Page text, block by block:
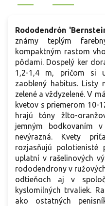
Rododendrón
známy teplým
kompaktným rastom
pôdami. Dospelý ker
1,2-1,4 m, pričom si
zaoblený habitus. Listy
zelené a vždyzelené. V
kvetov s priemerom 10-
hrajú tóny žlto-
jemným bodkovaním
nevýrazná. Kvety
rozjasňujú polotienisté
uplatní v rašelinových
rododendrony v
odtieňoch aj v
kyslomilných trvaliek.
ako ostatných